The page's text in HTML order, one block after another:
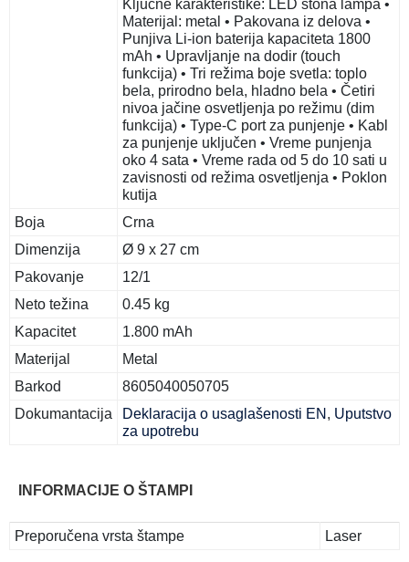
Ključne karakteristike: LED stona lampa •
Materijal: metal • Pakovana iz delova •
Punjiva Li-ion baterija kapaciteta 1800
mAh • Upravljanje na dodir (touch
funkcija) • Tri režima boje svetla: toplo
bela, prirodno bela, hladno bela • Četiri
nivoa jačine osvetljenja po režimu (dim
funkcija) • Type-C port za punjenje • Kabl
za punjenje uključen • Vreme punjenja
oko 4 sata • Vreme rada od 5 do 10 sati u
zavisnosti od režima osvetljenja • Poklon
kutija
Boja
Crna
Dimenzija
Ø 9 x 27 cm
Pakovanje
12/1
Neto težina
0.45 kg
Kapacitet
1.800 mAh
Materijal
Metal
Barkod
8605040050705
Dokumantacija
Deklaracija o usaglašenosti EN , Uputstvo
za upotrebu
INFORMACIJE O ŠTAMPI
Preporučena vrsta štampe Laser